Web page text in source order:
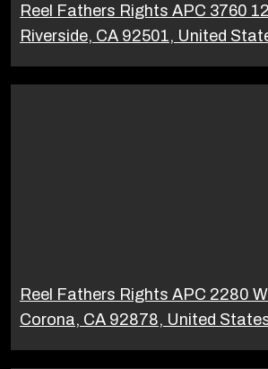
Reel Fathers Rights APC 3760
Riverside, CA 92501, United
Reel Fathers Rights APC 2280
Corona, CA 92878, United